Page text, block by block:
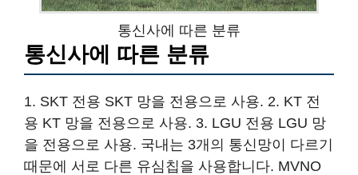
통신사에 따른 분류
통신사에 따른 분류
1. SKT 전용 SKT 망을 전용으로 사용. 2. KT 전
용 KT 망을 전용으로 사용. 3. LGU 전용 LGU 망
을 전용으로 사용. 국내는 3개의 통신망이 다르기
때문에 서로 다른 유심칩을 사용합니다. MVNO